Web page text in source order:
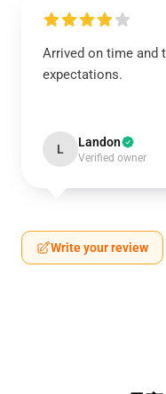
Arrived on time and
expectations.
L Landon
Verified owner
Write your review